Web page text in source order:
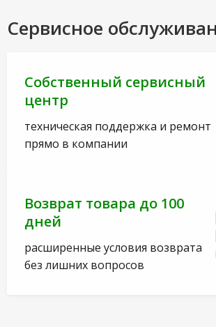
Сервисное
Собственный сервисный
центр
техническая поддержка и ремонт
прямо в компании
Возврат товара до 100
дней
расширенные условия возврата
без лишних вопросов